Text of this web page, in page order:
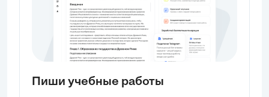
Пиши учебные работы